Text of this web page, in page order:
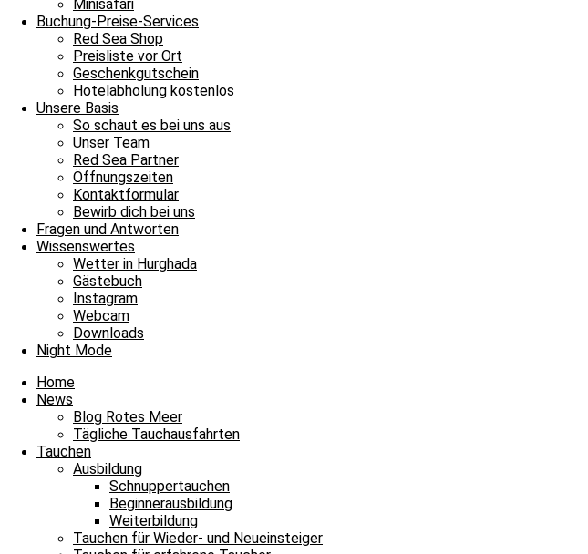
Minisafari
Buchung-Preise-Services
Red Sea Shop
Preisliste vor Ort
Geschenkgutschein
Hotelabholung kostenlos
Unsere Basis
So schaut es bei uns aus
Unser Team
Red Sea Partner
Öffnungszeiten
Kontaktformular
Bewirb dich bei uns
Fragen und Antworten
Wissenswertes
Wetter in Hurghada
Gästebuch
Instagram
Webcam
Downloads
Night Mode
Home
News
Blog Rotes Meer
Tägliche Tauchausfahrten
Tauchen
Ausbildung
Schnuppertauchen
Beginnerausbildung
Weiterbildung
Tauchen für Wieder- und Neueinsteiger
Tägliche Tauchausfahrten
Den ganzen Tauchplatz für uns alleine
Den Tauchplatz ganz für uns alleine und damit heißt es Leinen los für unsere täglichen
Weiterlesen »
11. Dezember 2021Keine Kommentare
Tägliche Tauchausfahrten
Ein neuer Tauchplatz wurde erkundet
Ägypten, Rotes Meer, Hurghada, Deutsche Tauchschule, James & Mac Diving Center –
Weiterlesen »
27. November 2020Keine Kommentare
Impressum
Datenschutz
Kontakt
Stellenangebote / Jobsuche
Red Sea Partner
Red Sea Shop
News
Unsere Basis
Tauchen
Fragen und Antworten
Facebook Youtube Instagram